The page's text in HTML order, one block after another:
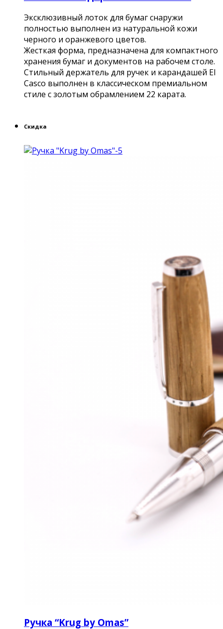
Эксклюзивный лоток для бумаг снаружи
полностью выполнен из натуральной кожи
черного и оранжевого цветов.
Жесткая форма, предназначена для компактного
хранения бумаг и документов на рабочем столе.
Стильный держатель для ручек и карандашей El
Casco выполнен в классическом премиальном
стиле с золотым обрамлением 22 карата.
Скидка
Ручка “Krug by Omas”